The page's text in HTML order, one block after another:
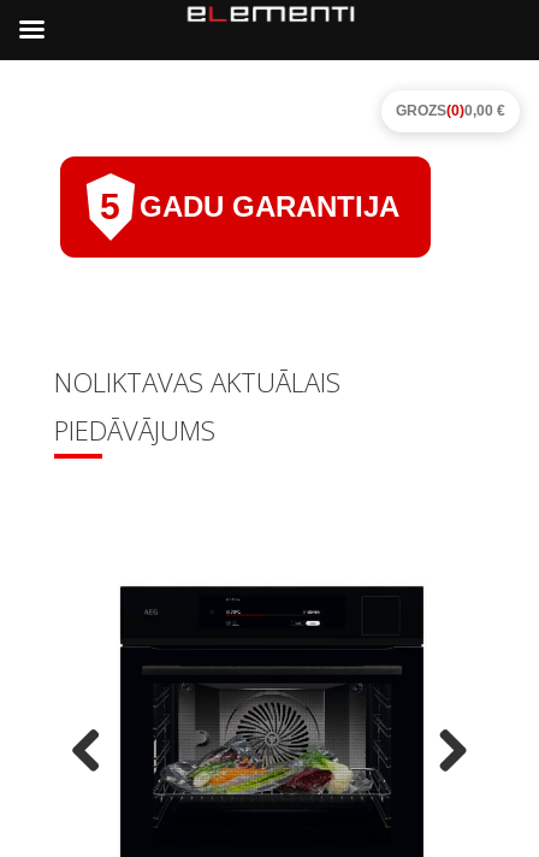
5 GADU GARANTIJA
NOLIKTAVAS AKTUĀLAIS
PIEDĀVĀJUMS
GROZS(0)0,00 €